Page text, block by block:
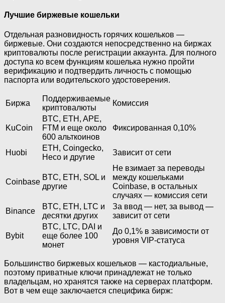
Лучшие биржевые кошельки
Отдельная разновидность горячих кошельков —
биржевые. Они создаются непосредственно на биржах
криптовалюты после регистрации аккаунта. Для полного
доступа ко всем функциям кошелька нужно пройти
верификацию и подтвердить личность с помощью
паспорта или водительского удостоверения.
Биржа
Поддерживаемые
криптовалюты
Комиссия
KuCoin
BTC, ETH, APE,
FTM и еще около
600 альткоинов
Фиксированная 0,10%
Huobi
ETH, Coingecko,
Heco и другие
Зависит от сети
Coinbase
BTC, ETH, SOL и
другие
Не взимает за переводы
между кошельками
Coinbase, в остальных
случаях — комиссия сети
Binance
BTC, ETH, LTC и
десятки других
За ввод — нет, за вывод —
зависит от сети
Bybit
BTC, LTC, DAI и
еще более 100
монет
До 0,1% в зависимости от
уровня VIP-статуса
Большинство биржевых кошельков — кастодиальные,
поэтому приватные ключи принадлежат не только
владельцам, но хранятся также на серверах платформ.
Вот в чем еще заключается специфика бирж: